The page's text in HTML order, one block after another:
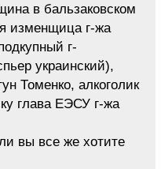
в бальзаковском
изменщица г-жа
г-
украинский),
Томенко, алкоголик
глава ЕЭСУ г-жа
вы все же хотите